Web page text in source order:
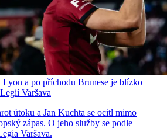
Lyon a po příchodu Brunese je blízko
Varšava
útoku a Jan Kuchta se ocitl mimo
zápas. O jeho služby se podle
Varšava.